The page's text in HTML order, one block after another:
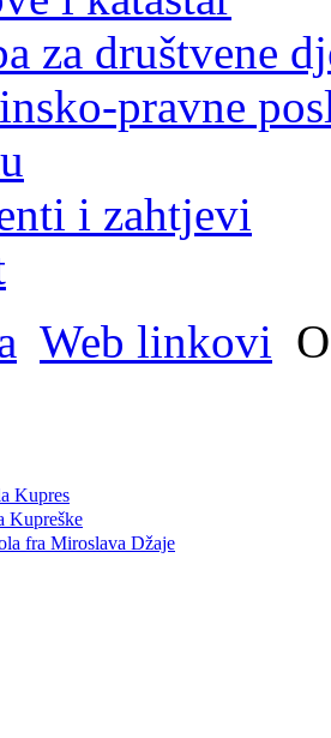
za društvene
pravne
i zahtjevi
Web linkovi
Kupres
Kupreške
fra Miroslava Džaje